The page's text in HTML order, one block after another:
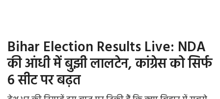
Office Office
Political Gossips
Bihar Election Results Live: NDA
की आंधी में बुझी लालटेन, कांग्रेस को सिर्फ
6 सीट पर बढ़त